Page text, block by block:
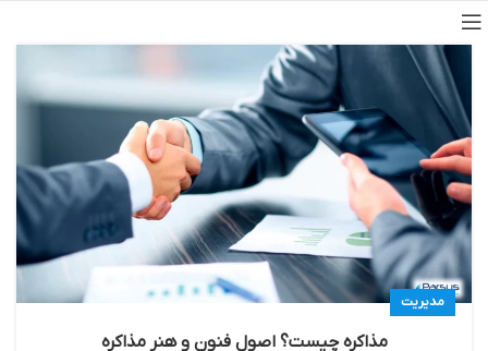
مدیریت
مذاکره چیست؟ اصول فنون و هنر مذاکره